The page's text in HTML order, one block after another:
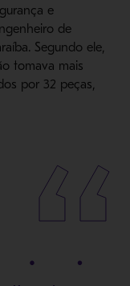
e
de
Segundo ele,
tomava mais
por 32 peças,